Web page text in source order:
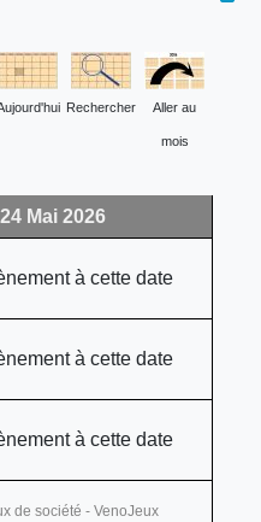
Rechercher Aller au
mois
Mai 2026
à cette date
à cette date
à cette date
de société - VenoJeux